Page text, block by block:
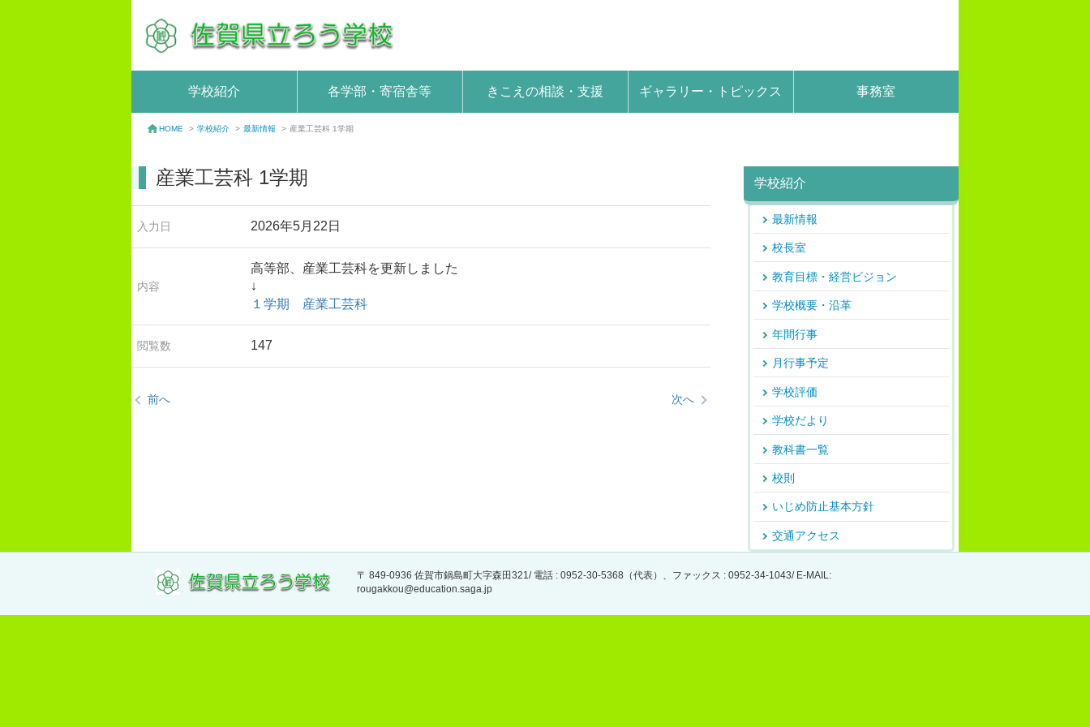
学校紹介 各学部・寄宿舎等 きこえの相談・支援 ギャラリー・トピックス 事務室
HOME > 学校紹介 > 最新情報 > 産業工芸科 1学期
産業工芸科 1学期
入力日 2026年5月22日
内容
高等部、産業工芸科を更新しました
↓
１学期 産業工芸科
閲覧数 147
前へ 次へ
学校紹介
最新情報
校長室
教育目標・経営ビジョン
学校概要・沿革
年間行事
月行事予定
学校評価
学校だより
教科書一覧
校則
いじめ防止基本方針
交通アクセス
〒 849-0936 佐賀市鍋島町大字森田321/ 電話 : 0952-30-5368（代表）、ファックス : 0952-34-1043/ E-MAIL:
rougakkou@education.saga.jp